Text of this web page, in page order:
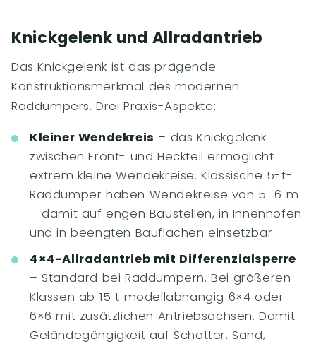
Knickgelenk und Allradantrieb
Das Knickgelenk ist das prägende
Konstruktionsmerkmal des modernen
Raddumpers. Drei Praxis-Aspekte:
Kleiner Wendekreis – das Knickgelenk
zwischen Front- und Heckteil ermöglicht
extrem kleine Wendekreise. Klassische 5-t-
Raddumper haben Wendekreise von 5–6 m
– damit auf engen Baustellen, in Innenhöfen
und in beengten Bauflächen einsetzbar
4×4-Allradantrieb mit Differenzialsperre
– Standard bei Raddumpern. Bei größeren
Klassen ab 15 t modellabhängig 6×4 oder
6×6 mit zusätzlichen Antriebsachsen. Damit
Geländegängigkeit auf Schotter, Sand,